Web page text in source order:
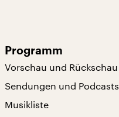
Programm
Vorschau und Rückschau
Sendungen und Podcasts
Musikliste